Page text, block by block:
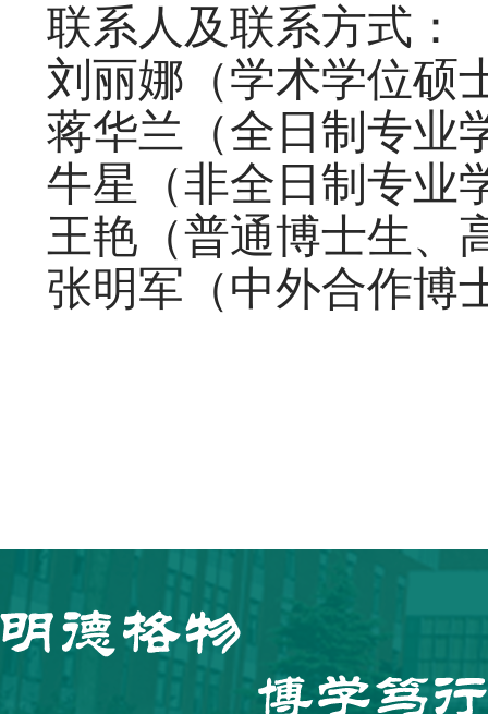
联系人及联系方式：
刘丽娜（学术学位硕
蒋华兰（全日制专业
牛星（非全日制专业
王艳（普通博士生、
张明军（中外合作博